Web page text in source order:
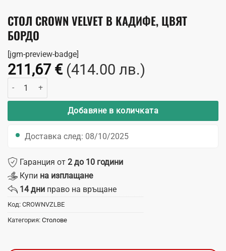
СТОЛ CROWN VELVET В КАДИФЕ, ЦВЯТ
БОРДО
[jgm-preview-badge]
211,67 € (414.00 лв.)
количество за Стол Crown Velvet в кадифе, цвят бордо
Добавяне в количката
Доставка след: 08/10/2025
Гаранция от 2 до 10 години
Купи на изплащане
14 дни право на връщане
Код: CROWNVZLBE
Категория: Столове